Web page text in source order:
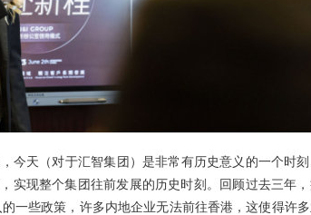
今天（对于汇智集团）是非常有历史意义的一个时
实现整个集团往前发展的历史时刻。回顾过去三年
一些政策，许多内地企业无法前往香港，这使得许